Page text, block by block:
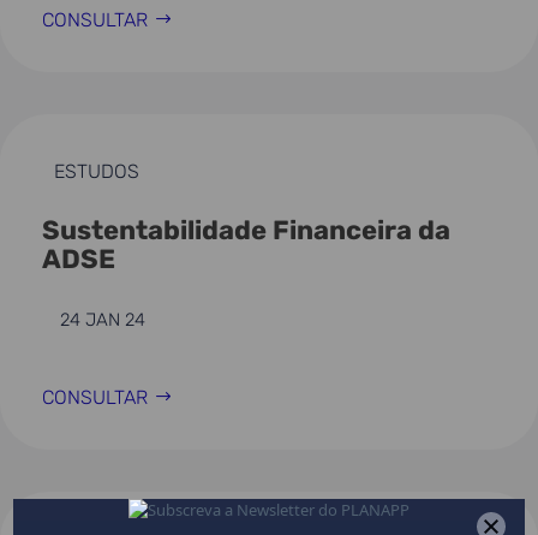
CONSULTAR
ESTUDOS
Sustentabilidade Financeira da
ADSE
24 JAN 24
CONSULTAR